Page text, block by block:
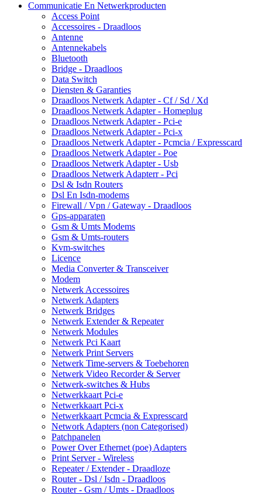
Communicatie En Netwerkproducten
Access Point
Accessoires - Draadloos
Antenne
Antennekabels
Bluetooth
Bridge - Draadloos
Data Switch
Diensten & Garanties
Draadloos Netwerk Adapter - Cf / Sd / Xd
Draadloos Netwerk Adapter - Homeplug
Draadloos Netwerk Adapter - Pci-e
Draadloos Netwerk Adapter - Pci-x
Draadloos Netwerk Adapter - Pcmcia / Expresscard
Draadloos Netwerk Adapter - Poe
Draadloos Netwerk Adapter - Usb
Draadloos Netwerk Adapterr - Pci
Dsl & Isdn Routers
Dsl En Isdn-modems
Firewall / Vpn / Gateway - Draadloos
Gps-apparaten
Gsm & Umts Modems
Gsm & Umts-routers
Kvm-switches
Licence
Media Converter & Transceiver
Modem
Netwerk Accessoires
Netwerk Adapters
Netwerk Bridges
Netwerk Extender & Repeater
Netwerk Modules
Netwerk Pci Kaart
Netwerk Print Servers
Netwerk Time-servers & Toebehoren
Netwerk Video Recorder & Server
Netwerk-switches & Hubs
Netwerkkaart Pci-e
Netwerkkaart Pci-x
Netwerkkaart Pcmcia & Expresscard
Network Adapters (non Categorised)
Patchpanelen
Power Over Ethernet (poe) Adapters
Print Server - Wireless
Repeater / Extender - Draadloze
Router - Dsl / Isdn - Draadloos
Router - Gsm / Umts - Draadloos